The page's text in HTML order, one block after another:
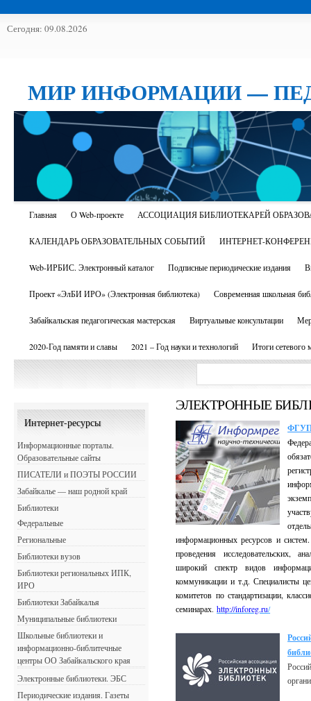
Сегодня: 09.08.2026
МИР ИНФОРМАЦИИ —
Главная О Web-проекте АССОЦИАЦИЯ БИБЛИОТЕКАРЕЙ
КАЛЕНДАРЬ ОБРАЗОВАТЕЛЬНЫХ СОБЫТИЙ ИНТЕРНЕТ-
Web-ИРБИС. Электронный каталог Подписные периодические издания
Проект «ЭлБИ ИРО» (Электронная библиотека) Современная школьная
Забайкальская педагогическая мастерская Виртуальные консультации
2020-Год памяти и славы 2021 – Год науки и технологий Итоги сетевого
ЭЛЕКТРОННЫЕ
информационных ресурсов и
проведения исследовательских,
широкий спектр видов
коммуникации и т.д. Специалисты
комитетов по стандартизации,
семинарах.http://inforeg.ru/
Интернет-ресурсы
Информационные порталы.
Образовательные сайты
ПИСАТЕЛИ и ПОЭТЫ РОССИИ
Забайкалье — наш родной край
Библиотеки
Федеральные
Региональные
Библиотеки вузов
Библиотеки региональных ИПК,
ИРО
Библиотеки Забайкалья
Муниципальные библиотеки
Школьные библиотеки и
информационно-библитечные
центры ОО Забайкальского края
Электронные библиотеки. ЭБС
Периодические издания. Газеты